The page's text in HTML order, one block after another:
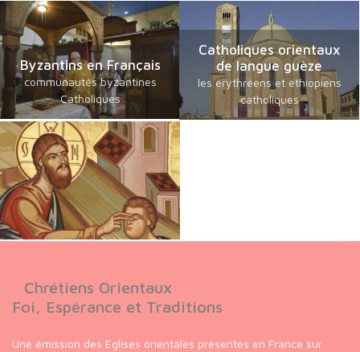
Byzantins en Français
communautés byzantines
Catholiques
Catholiques orientaux
de langue guèze
les érythréens et éthiopiens
catholiques
Chrétiens Orientaux
Foi, Espérance et Traditions
Une émission des Eglises orientales présentes en France sur